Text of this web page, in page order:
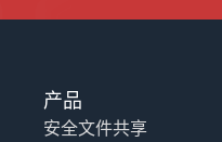
产品
安全文件共享